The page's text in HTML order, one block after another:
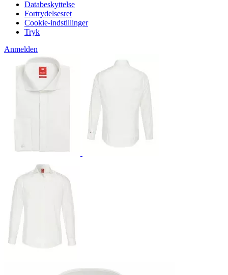
Databeskyttelse
Fortrydelsesret
Cookie-indstillinger
Tryk
Anmelden